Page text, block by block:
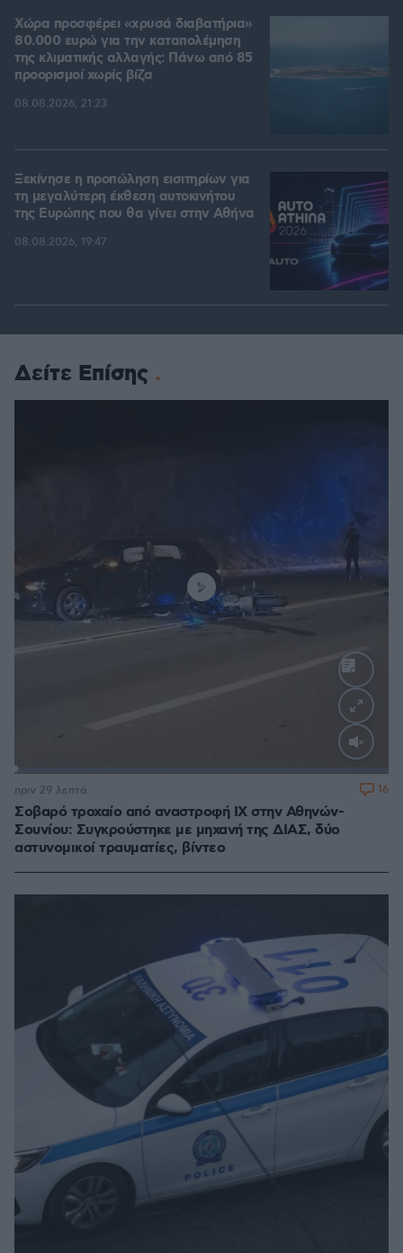
Χώρα προσφέρει «χρυσά διαβατήρια»
80.000 ευρώ για την καταπολέμηση
της κλιματικής αλλαγής: Πάνω από 85
προορισμοί χωρίς βίζα
08.08.2026, 21:23
Ξεκίνησε η προπώληση εισιτηρίων για
τη μεγαλύτερη έκθεση αυτοκινήτου
της Ευρώπης που θα γίνει στην Αθήνα
08.08.2026, 19:47
Δείτε Επίσης
Σοβαρό τροχαίο από αναστροφή ΙΧ στην Αθηνών-
Σουνίου: Συγκρούστηκε με μηχανή της ΔΙΑΣ, δύο
αστυνομικοί τραυματίες, βίντεο
πριν 29 λεπτά 16